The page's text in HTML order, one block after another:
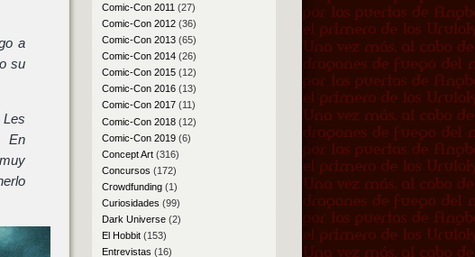
a
su
En
Comic-Con 2011 (27)
Comic-Con 2012(36)
Comic-Con 2013(65)
Comic-Con 2014(26)
Comic-Con 2015(12)
Comic-Con 2016(13)
Comic-Con 2017(11)
Comic-Con 2018(12)
Comic-Con 2019(6)
Concept Art(316)
Concursos (172)
Crowdfunding(1)
Curiosidades (99)
Dark Universe(2)
El Hobbit(153)
Entrevistas (16)